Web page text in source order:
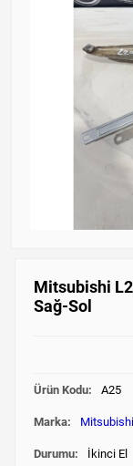
Mitsubishi
Sağ-Sol
Ürün Kodu: A25
Marka: Mitsubishi
Durumu: İkinci El